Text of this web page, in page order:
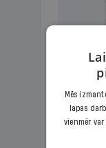
Ģimenes
Mēs
lapas
vienmēr